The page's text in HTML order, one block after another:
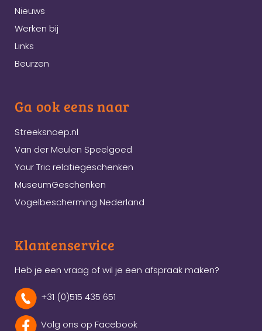
Nieuws
Werken bij
Links
Beurzen
Ga ook eens naar
Streeksnoep.nl
Van der Meulen Speelgoed
Your Tric relatiegeschenken
MuseumGeschenken
Vogelbescherming Nederland
Klantenservice
Heb je een vraag of wil je een afspraak maken?
+31 (0)515 435 651
Volg ons op Facebook